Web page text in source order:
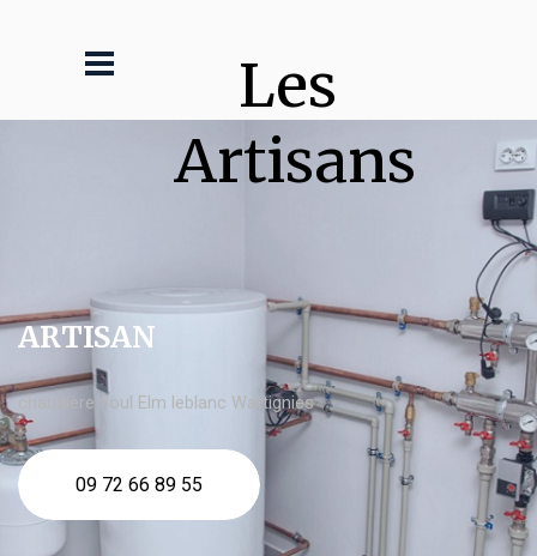
Les
Artisans
ARTISAN
chaudière fioul Elm leblanc Wattignies
09 72 66 89 55